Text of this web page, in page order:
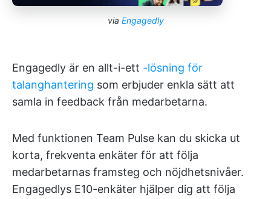
via Engagedly
Engagedly är en allt-i-ett -lösning för
talanghantering som erbjuder enkla sätt att
samla in feedback från medarbetarna.
Med funktionen Team Pulse kan du skicka ut
korta, frekventa enkäter för att följa
medarbetarnas framsteg och nöjdhetsnivåer.
Engagedlys E10-enkäter hjälper dig att följa